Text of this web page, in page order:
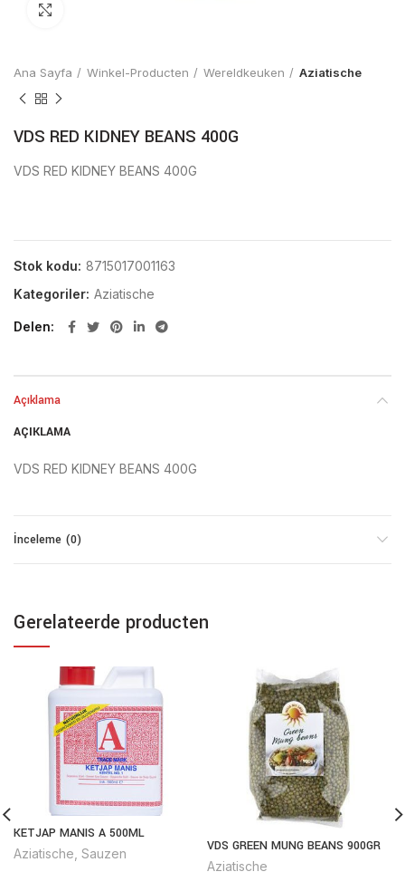
Ana Sayfa Winkel-Producten Wereldkeuken Aziatische
VDS RED KIDNEY BEANS 400G
VDS RED KIDNEY BEANS 400G
Stok kodu: 8715017001163
Kategoriler: Aziatische
Delen
Açıklama
AÇIKLAMA
VDS RED KIDNEY BEANS 400G
İnceleme (0)
Gerelateerde producten
KETJAP MANIS A 500ML
Aziatische Sauzen VDS GREEN MUNG BEANS 900GR
Aziatische